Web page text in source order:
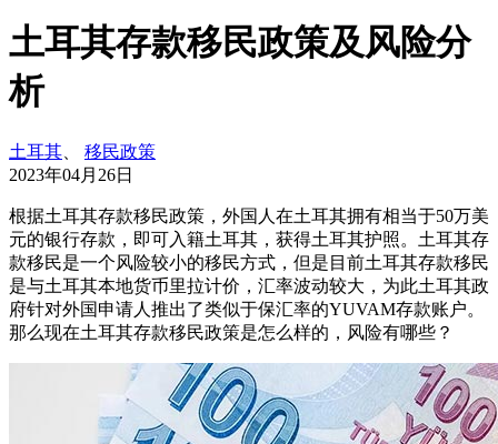
土耳其存款移民政策及风险分
析
土耳其
移民政策
2023年04月26日
根据土耳其存款移民政策，外国人在土耳其拥有相当于50万美
元的银行存款，即可入籍土耳其，获得土耳其护照。土耳其存
款移民是一个风险较小的移民方式，但是目前土耳其存款移民
是与土耳其本地货币里拉计价，汇率波动较大，为此土耳其政
府针对外国申请人推出了类似于保汇率的YUVAM存款账户。
那么现在土耳其存款移民政策是怎么样的，风险有哪些？